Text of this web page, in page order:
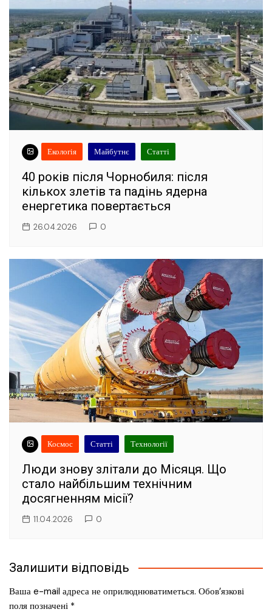
Екологія Майбутнє Статті
40 років після Чорнобиля: після
кількох злетів та падінь ядерна
енергетика повертається
26.04.2026 0
Космос Статті Технології
Люди знову злітали до Місяця. Що
стало найбільшим технічним
досягненням місії?
11.04.2026 0
Залишити відповідь
Ваша e-mail адреса не оприлюднюватиметься. Обов’язкові
поля позначені *